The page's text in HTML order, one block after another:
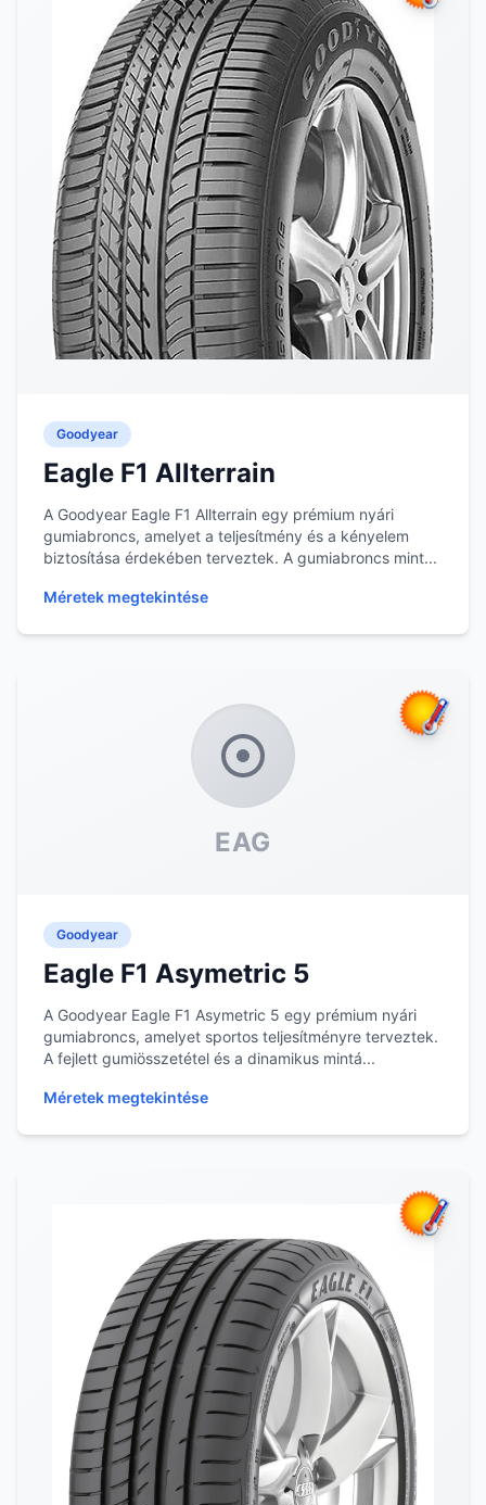
Goodyear
Eagle F1 Allterrain
A Goodyear Eagle F1 Allterrain egy prémium nyári
gumiabroncs, amelyet a teljesítmény és a kényelem
biztosítása érdekében terveztek. A gumiabroncs mint...
Méretek megtekintése
EAG
Goodyear
Eagle F1 Asymetric 5
A Goodyear Eagle F1 Asymetric 5 egy prémium nyári
gumiabroncs, amelyet sportos teljesítményre terveztek.
A fejlett gumiösszetétel és a dinamikus mintá...
Méretek megtekintése